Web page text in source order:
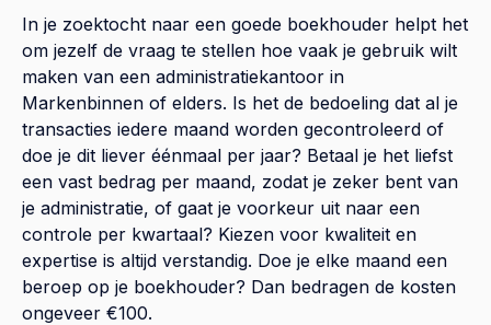
In je zoektocht naar een goede boekhouder helpt het
om jezelf de vraag te stellen hoe vaak je gebruik wilt
maken van een administratiekantoor in
Markenbinnen of elders. Is het de bedoeling dat al je
transacties iedere maand worden gecontroleerd of
doe je dit liever éénmaal per jaar? Betaal je het liefst
een vast bedrag per maand, zodat je zeker bent van
je administratie, of gaat je voorkeur uit naar een
controle per kwartaal? Kiezen voor kwaliteit en
expertise is altijd verstandig. Doe je elke maand een
beroep op je boekhouder? Dan bedragen de kosten
ongeveer €100.